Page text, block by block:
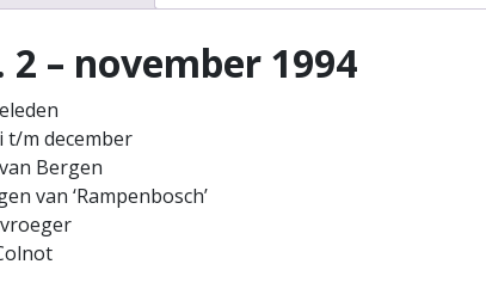
2 – november 1994
t/m december
Bergen
van ‘Rampenbosch’